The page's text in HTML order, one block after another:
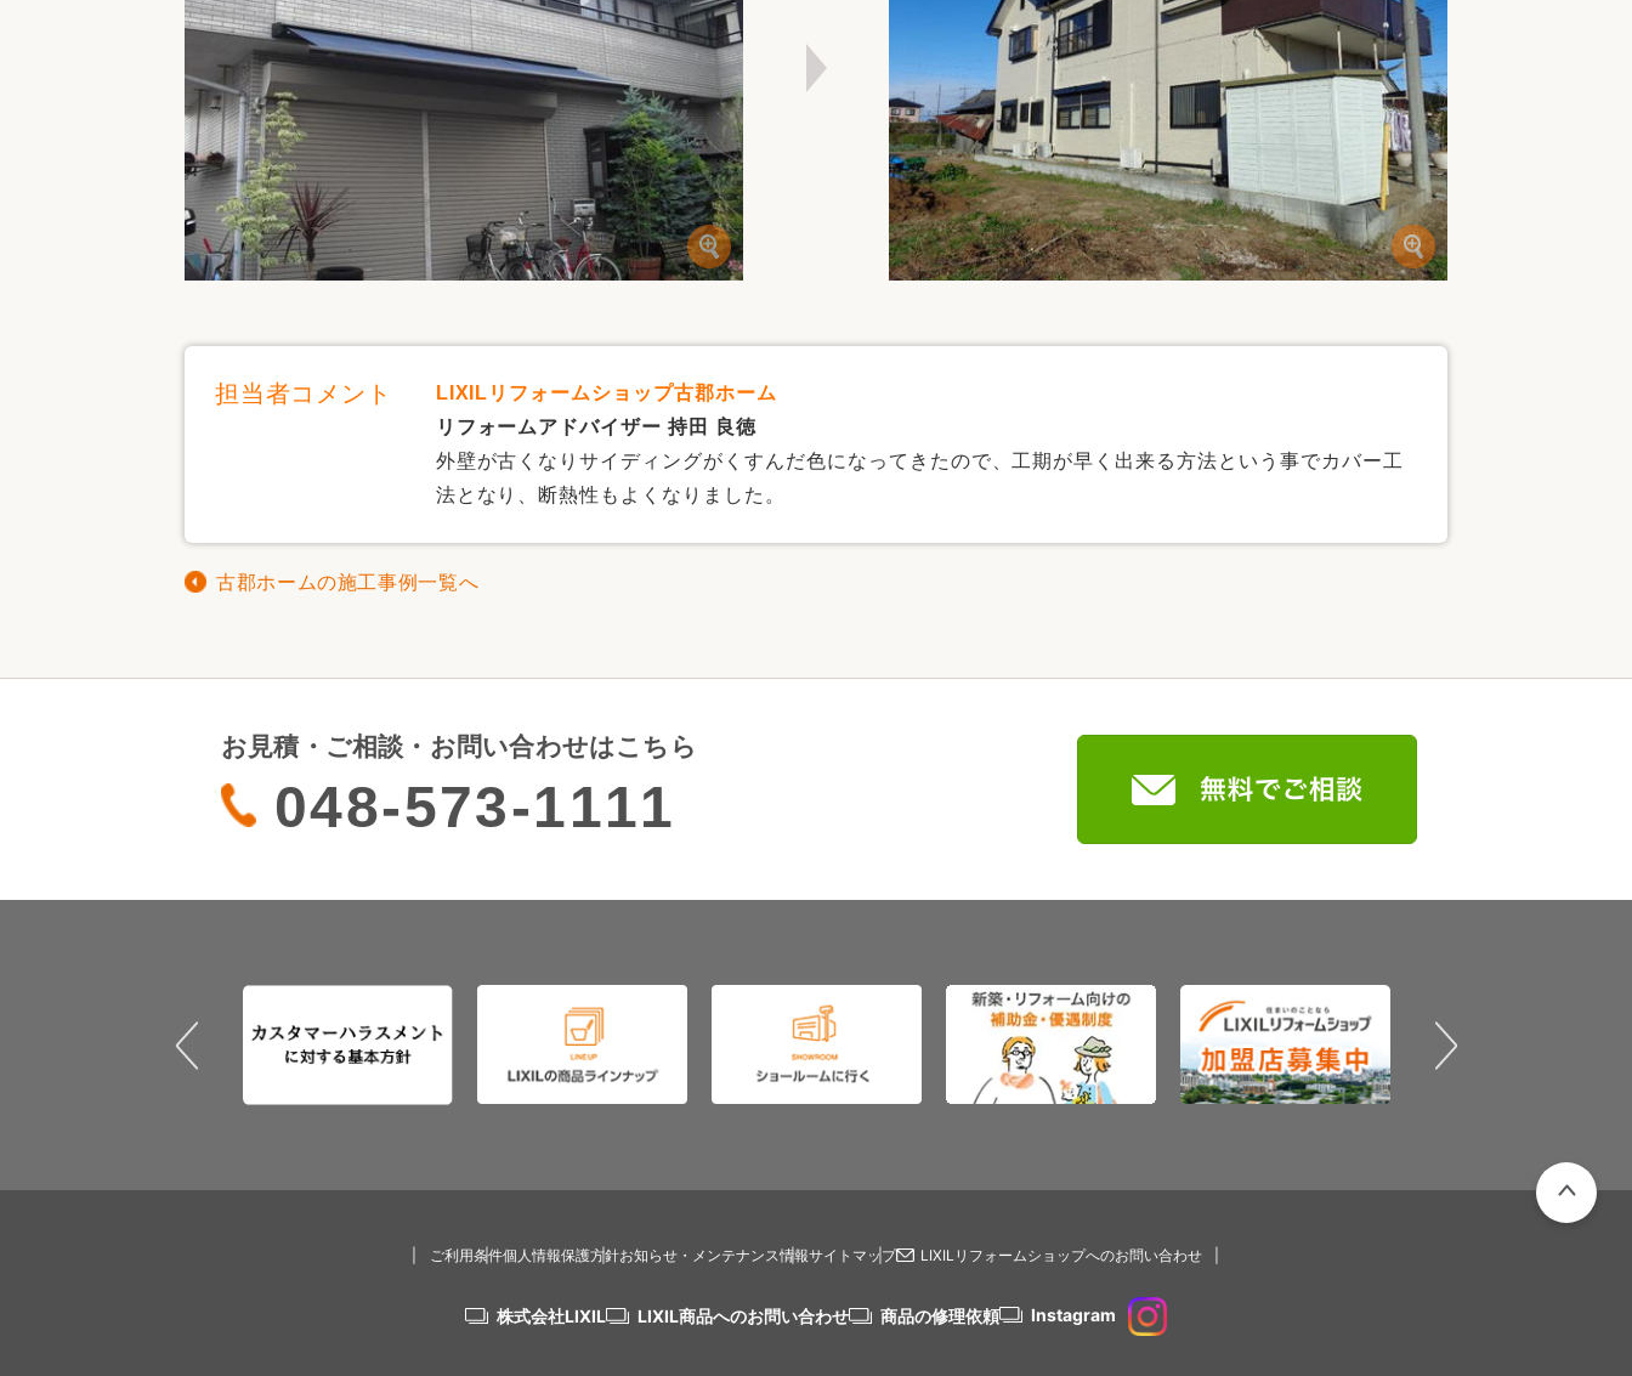
担当者コメント
LIXILリフォームショップ古郡ホーム
リフォームアドバイザー 持田 良徳
外壁が古くなりサイディングがくすんだ色になってきたので、工期が早く出来る方法という事でカバー工
法となり、断熱性もよくなりました。
古郡ホームの施工事例一覧へ
お見積・ご相談・お問い合わせはこちら
048-573-1111
ご利用条件個人情報保護方針お知らせ・メンテナンス情報サイトマップ LIXILリフォームショップへのお問い合わせ
株式会社LIXIL LIXIL商品へのお問い合わせ 商品の修理依頼 Instagram